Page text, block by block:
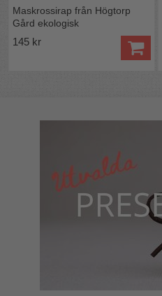
Maskrossirap från Högtorp
Gård ekologisk
145 kr